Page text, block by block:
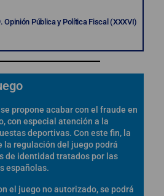
Opinión Pública y Política Fiscal (XXXVI)
se propone acabar con el fraude en
con especial atención a la
deportivas. Con este fin, la
la regulación del juego podrá
de identidad tratados por las
españolas.
el juego no autorizado, se podrá